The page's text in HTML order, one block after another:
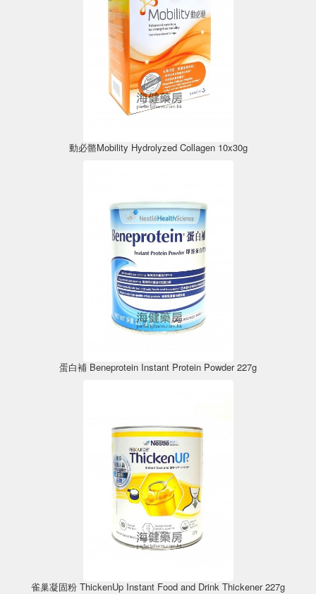
動必骼Mobility Hydrolyzed Collagen 10x30g
蛋白補 Beneprotein Instant Protein Powder 227g
雀巢凝固粉 ThickenUp Instant Food and Drink Thickener 227g